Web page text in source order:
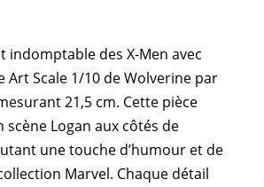
indomptable des X-Men avec
Art Scale 1/10 de Wolverine par
21,5 cm. Cette pièce
scène Logan aux côtés de
une touche d’humour et de
Marvel. Chaque détail